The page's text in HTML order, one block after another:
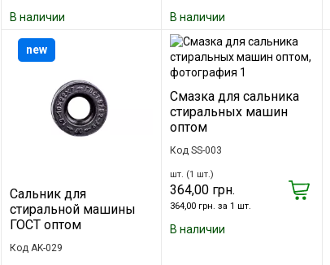
В наличии В наличии
Сальник для
стиральной машины
ГОСТ оптом
Код AK-029
new
Смазка для сальника
стиральных машин
оптом
Код SS-003
шт. (1 шт.)
364,00 грн.
364,00 грн. за 1 шт.
В наличии